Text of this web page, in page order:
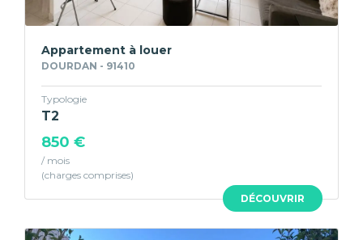
DÉCOUVRIR
Appartement à louer
DOURDAN - 91410
Typologie
T2
850 €
/ mois